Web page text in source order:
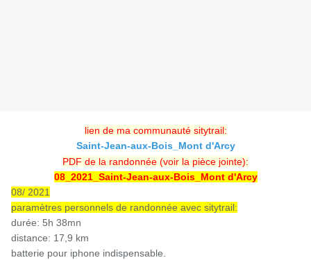
lien de ma communauté sitytrail:
Saint-Jean-aux-Bois_Mont d'Arcy
PDF de la randonnée (voir la pièce jointe):
08_2021_Saint-Jean-aux-Bois_Mont d'Arcy
08/ 2021
paramètres personnels de randonnée avec sitytrail:
durée: 5h 38mn
distance: 17,9 km
batterie pour iphone indispensable.